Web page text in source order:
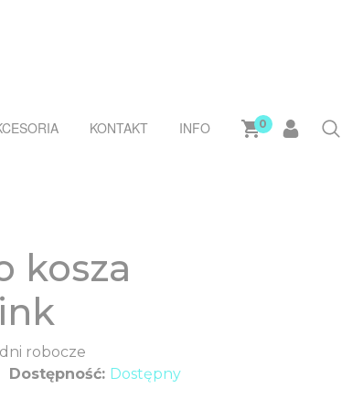
KONTAKT INFO 0
kosza
robocze
Dostępność: Dostępny